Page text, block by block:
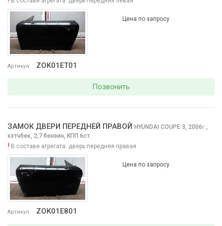
Артикул ZOK01ET01
Цена по запросу
Позвонить
Артикул ZOK01E801
ЗАМОК ДВЕРИ ПЕРЕДНЕЙ ПРАВОЙ HYUNDAI COUPE 3, 2006г.
хэтчбек, 2,7 бензин, КПП 6ст.
! В составе агрегата: дверь передняя правая
Цена по запросу